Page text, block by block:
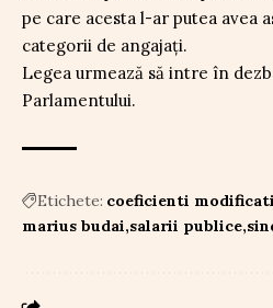
pe care acesta l-ar putea avea
categorii de angajați.
Legea urmează să intre în
Parlamentului.
Etichete: coeficienti modificati
marius budai salarii publice